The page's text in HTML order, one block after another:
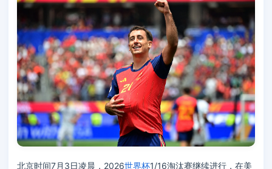
北京时间7月3日凌晨，2026世界杯1/16淘汰赛继续进行，在美